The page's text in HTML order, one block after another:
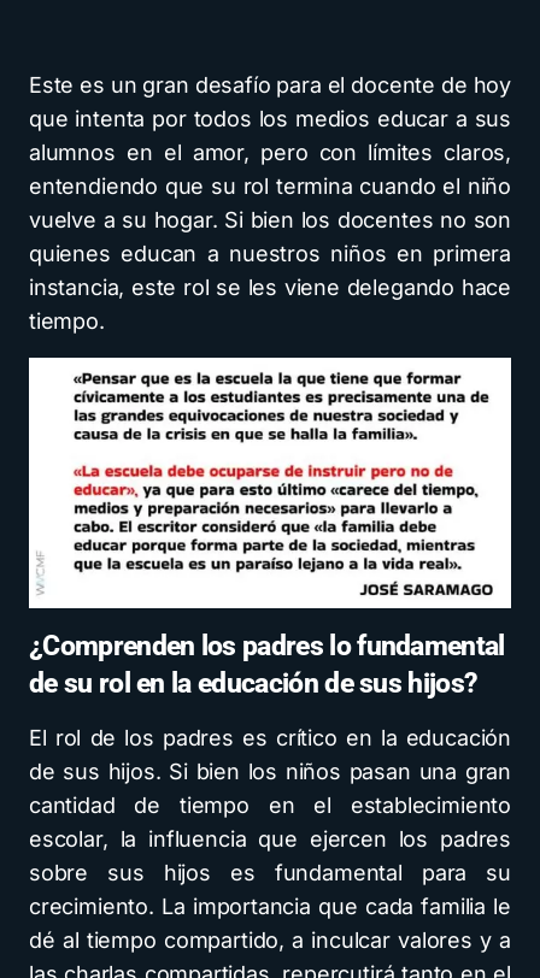
Este es un gran desafío para el docente de hoy
que intenta por todos los medios educar a sus
alumnos en el amor, pero con límites claros,
entendiendo que su rol termina cuando el niño
vuelve a su hogar. Si bien los docentes no son
quienes educan a nuestros niños en primera
instancia, este rol se les viene delegando hace
tiempo.
¿Comprenden los padres lo fundamental
de su rol en la educación de sus hijos?
El rol de los padres es crítico en la educación
de sus hijos. Si bien los niños pasan una gran
cantidad de tiempo en el establecimiento
escolar, la influencia que ejercen los padres
sobre sus hijos es fundamental para su
crecimiento. La importancia que cada familia le
dé al tiempo compartido, a inculcar valores y a